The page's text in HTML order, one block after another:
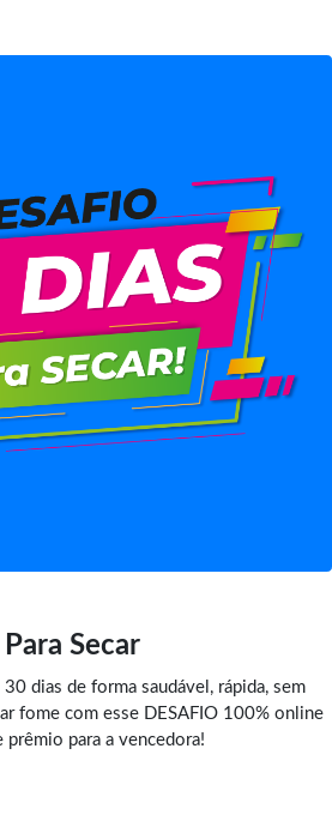
Secar
dias de forma saudável, rápida, sem
fome com esse DESAFIO 100% online
para a vencedora!